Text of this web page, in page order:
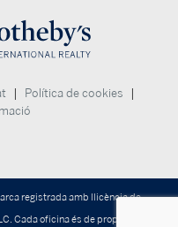
Política de cookies
registrada amb llicència de
Cada oficina és de propietat i